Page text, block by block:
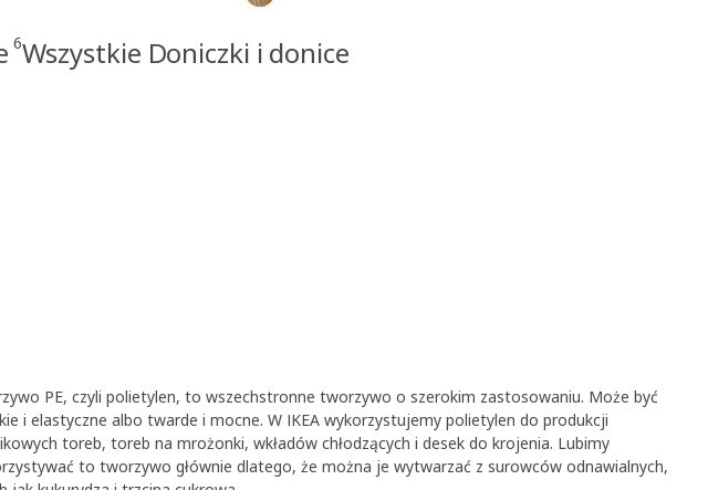
6Wszystkie Doniczki i donice
PE, czyli polietylen, to wszechstronne tworzywo o szerokim zastosowaniu. Może być
i elastyczne albo twarde i mocne. W IKEA wykorzystujemy polietylen do produkcji
toreb, toreb na mrożonki, wkładów chłodzących i desek do krojenia. Lubimy
to tworzywo głównie dlatego, że można je wytwarzać z surowców odnawialnych,